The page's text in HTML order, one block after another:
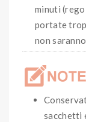
minuti
portate
non
sacchetti